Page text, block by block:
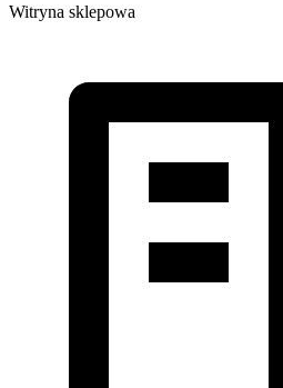
Witryna sklepowa